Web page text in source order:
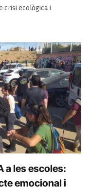
ecològica i
a les escoles:
emocional i